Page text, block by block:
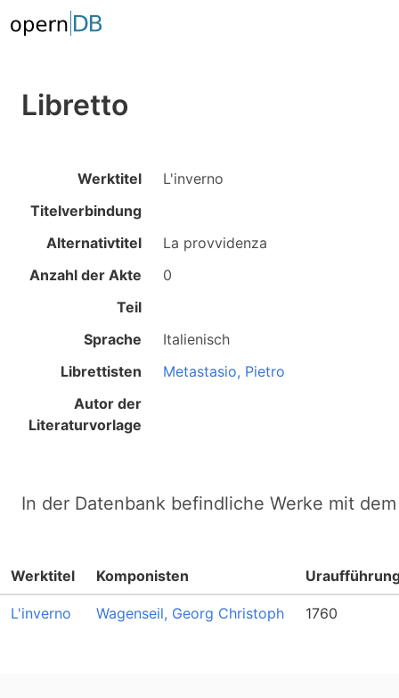
Libretto
Werktitel
L'inverno
Titelverbindung
Alternativtitel
La provvidenza
Anzahl der Akte
0
Teil
Sprache
Italienisch
Librettisten
Metastasio, Pietro
Autor der
Literaturvorlage
In der Datenbank befindliche Werke mit
Werktitel Komponisten
L'inverno Wagenseil, Georg Christoph 1760